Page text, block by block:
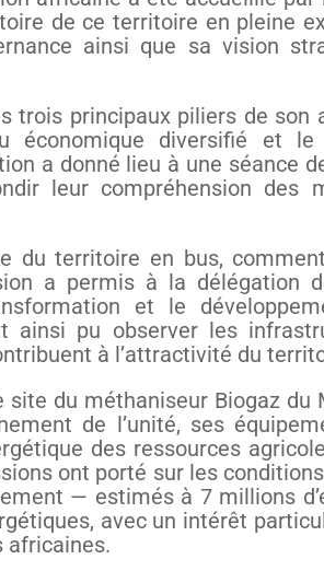
de ce territoire en pleine
ainsi que sa vision
trois principaux piliers de son
économique diversifié et le
a donné lieu à une séance
leur compréhension des
du territoire en bus,
a permis à la délégation
et le
ainsi pu observer les
à l’attractivité du
site du méthaniseur Biogaz du
de l’unité, ses
des ressources
ont porté sur les
— estimés à 7 millions
avec un intérêt
africaines.